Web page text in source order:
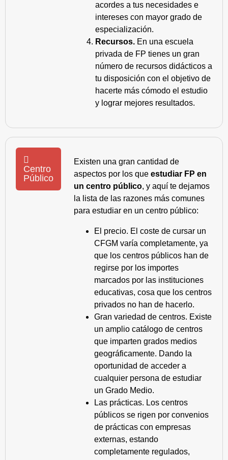
acordes a tus necesidades e
intereses con mayor grado de
especialización.
Recursos. En una escuela
privada de FP tienes un gran
número de recursos didácticos a
tu disposición con el objetivo de
hacerte más cómodo el estudio
y lograr mejores resultados.
Centro
Público
Existen una gran cantidad de
aspectos por los que estudiar FP en
un centro público, y aquí te dejamos
la lista de las razones más comunes
para estudiar en un centro público:
El precio. El coste de cursar un
CFGM varía completamente, ya
que los centros públicos han de
regirse por los importes
marcados por las instituciones
educativas, cosa que los centros
privados no han de hacerlo.
Gran variedad de centros. Existe
un amplio catálogo de centros
que imparten grados medios
geográficamente. Dando la
oportunidad de acceder a
cualquier persona de estudiar
un Grado Medio.
Las prácticas. Los centros
públicos se rigen por convenios
de prácticas con empresas
externas, estando
completamente regulados,